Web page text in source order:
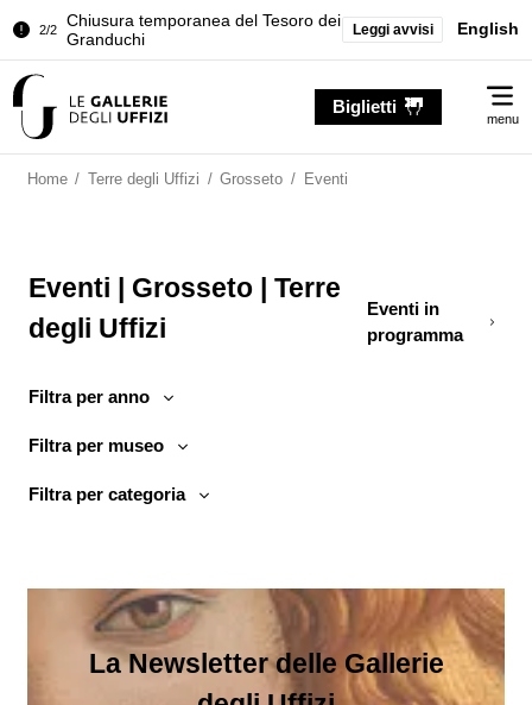
2/2
Chiusura temporanea del Tesoro dei
Granduchi
della Sala dell'Iliade
Granduchi
Leggi avvisi English
Biglietti
menu
Home / Terre degli Uffizi / Grosseto / Eventi
Eventi | Grosseto | Terre
degli Uffizi
Eventi in
programma
Filtra per anno
Filtra per museo
Filtra per categoria
La Newsletter delle Gallerie